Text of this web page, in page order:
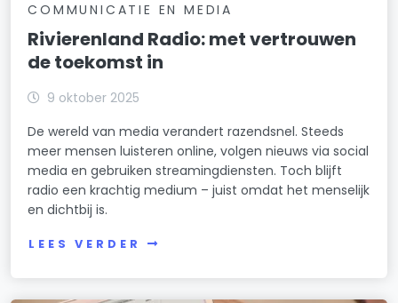
COMMUNICATIE EN MEDIA
Rivierenland Radio: met vertrouwen
de toekomst in
9 oktober 2025
De wereld van media verandert razendsnel. Steeds
meer mensen luisteren online, volgen nieuws via social
media en gebruiken streamingdiensten. Toch blijft
radio een krachtig medium – juist omdat het menselijk
en dichtbij is.
LEES VERDER